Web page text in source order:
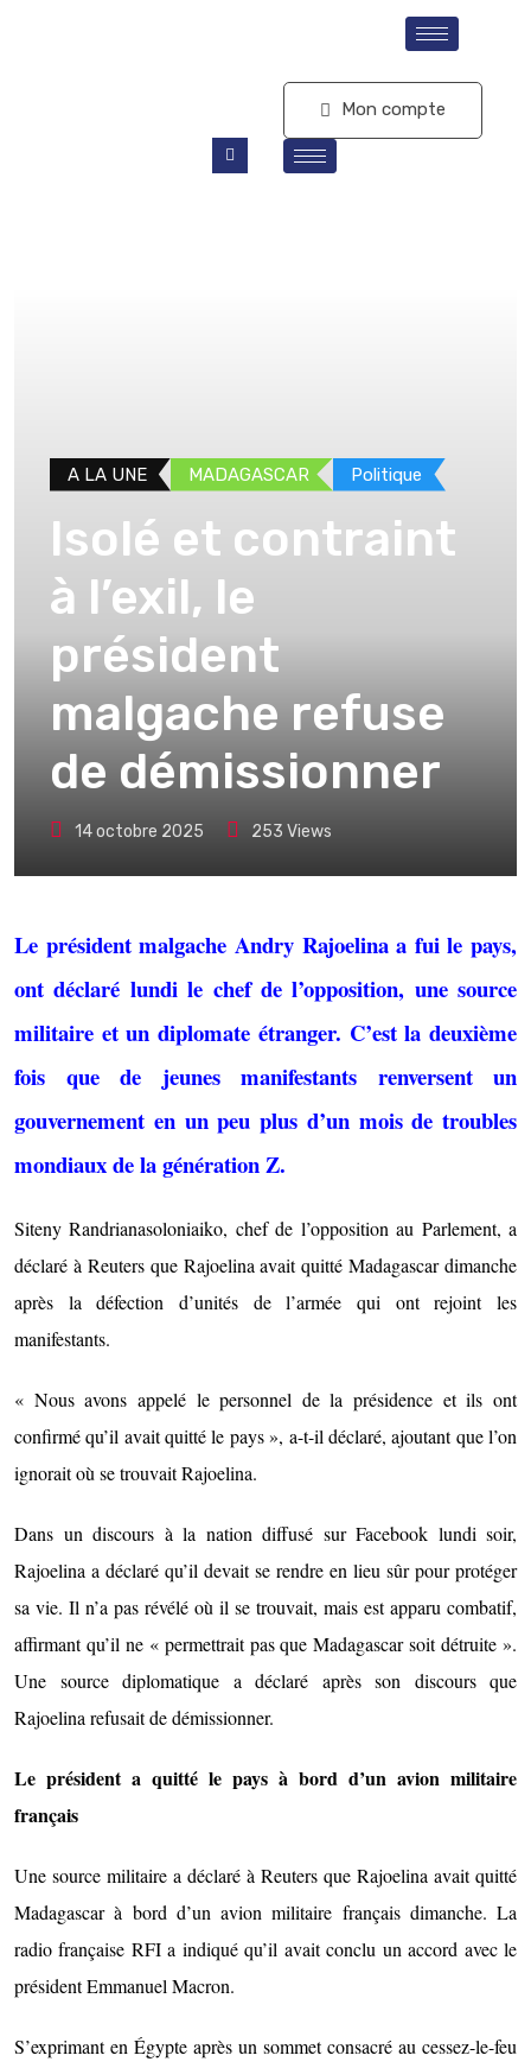
Mon compte
A LA UNE MADAGASCAR Politique
Isolé et contraint
à l’exil, le
président
malgache refuse
de démissionner
14 octobre 2025 253 Views
Le président malgache Andry Rajoelina a fui le pays,
ont déclaré lundi le chef de l’opposition, une source
militaire et un diplomate étranger. C’est la deuxième
fois que de jeunes manifestants renversent un
gouvernement en un peu plus d’un mois de troubles
mondiaux de la génération Z.
Siteny Randrianasoloniaiko, chef de l’opposition au Parlement, a
déclaré à Reuters que Rajoelina avait quitté Madagascar dimanche
après la défection d’unités de l’armée qui ont rejoint les
manifestants.
« Nous avons appelé le personnel de la présidence et ils ont
confirmé qu’il avait quitté le pays », a-t-il déclaré, ajoutant que l’on
ignorait où se trouvait Rajoelina.
Dans un discours à la nation diffusé sur Facebook lundi soir,
Rajoelina a déclaré qu’il devait se rendre en lieu sûr pour protéger
sa vie. Il n’a pas révélé où il se trouvait, mais est apparu combatif,
affirmant qu’il ne « permettrait pas que Madagascar soit détruite ».
Une source diplomatique a déclaré après son discours que
Rajoelina refusait de démissionner.
Le président a quitté le pays à bord d’un avion militaire
français
Une source militaire a déclaré à Reuters que Rajoelina avait quitté
Madagascar à bord d’un avion militaire français dimanche. La
radio française RFI a indiqué qu’il avait conclu un accord avec le
président Emmanuel Macron.
S’exprimant en Égypte après un sommet consacré au cessez-le-feu